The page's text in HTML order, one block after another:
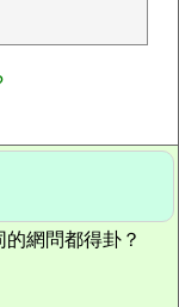
網問都得卦？